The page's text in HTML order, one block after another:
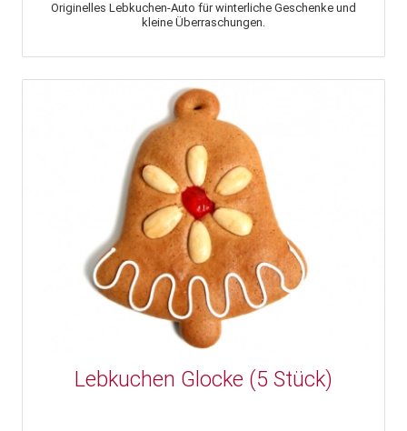
Originelles Lebkuchen-Auto für winterliche Geschenke und
kleine Überraschungen.
Lebkuchen Glocke (5 Stück)